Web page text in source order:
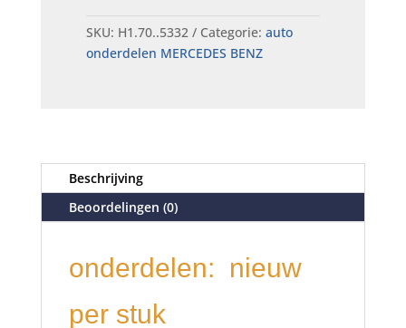
SKU: H1.70..5332 Categorie: auto
onderdelen MERCEDES BENZ
Beschrijving
Beoordelingen (0)
onderdelen: nieuw
per stuk